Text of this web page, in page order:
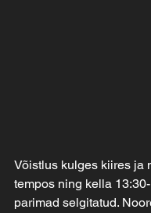
Võistlus kulges kiires ja
tempos ning kella
parimad selgitatud.